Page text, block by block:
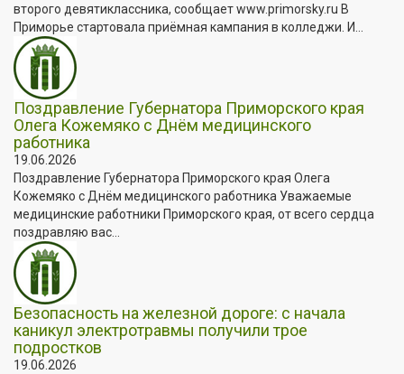
второго девятиклассника, сообщает www.primorsky.ru В
Приморье стартовала приёмная кампания в колледжи. И...
Поздравление Губернатора Приморского края
Олега Кожемяко с Днём медицинского
работника
19.06.2026
Поздравление Губернатора Приморского края Олега
Кожемяко с Днём медицинского работника Уважаемые
медицинские работники Приморского края, от всего сердца
поздравляю вас...
Безопасность на железной дороге: с начала
каникул электротравмы получили трое
подростков
19.06.2026